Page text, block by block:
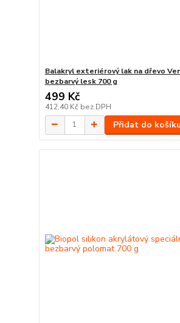
Balakryl exteriérový lak na dřevo
bezbarvý lesk 700 g
499 Kč
412,40 Kč bez DPH
Přidat do košíku